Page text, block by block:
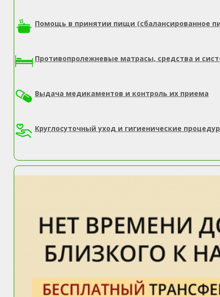
Помощь в принятии пищи (сбалансированное
Противопролежневые матрасы, средства и
Выдача медикаментов и контроль их приема
Круглосуточный уход и гигиенические